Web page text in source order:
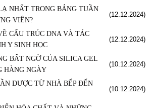
NHẤT TRONG BẢNG TUẦN
VIÊN?
(12.12.2024)
CẤU TRÚC DNA VÀ TÁC
Y SINH HỌC
(12.12.2024)
BẤT NGỜ CỦA SILICA GEL
HÀNG NGÀY
(10.12.2024)
DƯỢC TỪ NHÀ BẾP ĐẾN
(10.12.2024)